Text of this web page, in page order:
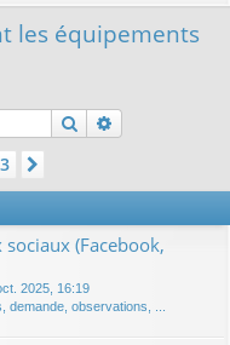
r
les équipements
Rechercher
3
(Facebook,
2025, 16:19
demande, observations, ...